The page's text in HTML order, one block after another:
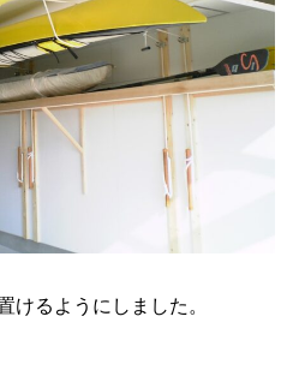
けるようにしました。